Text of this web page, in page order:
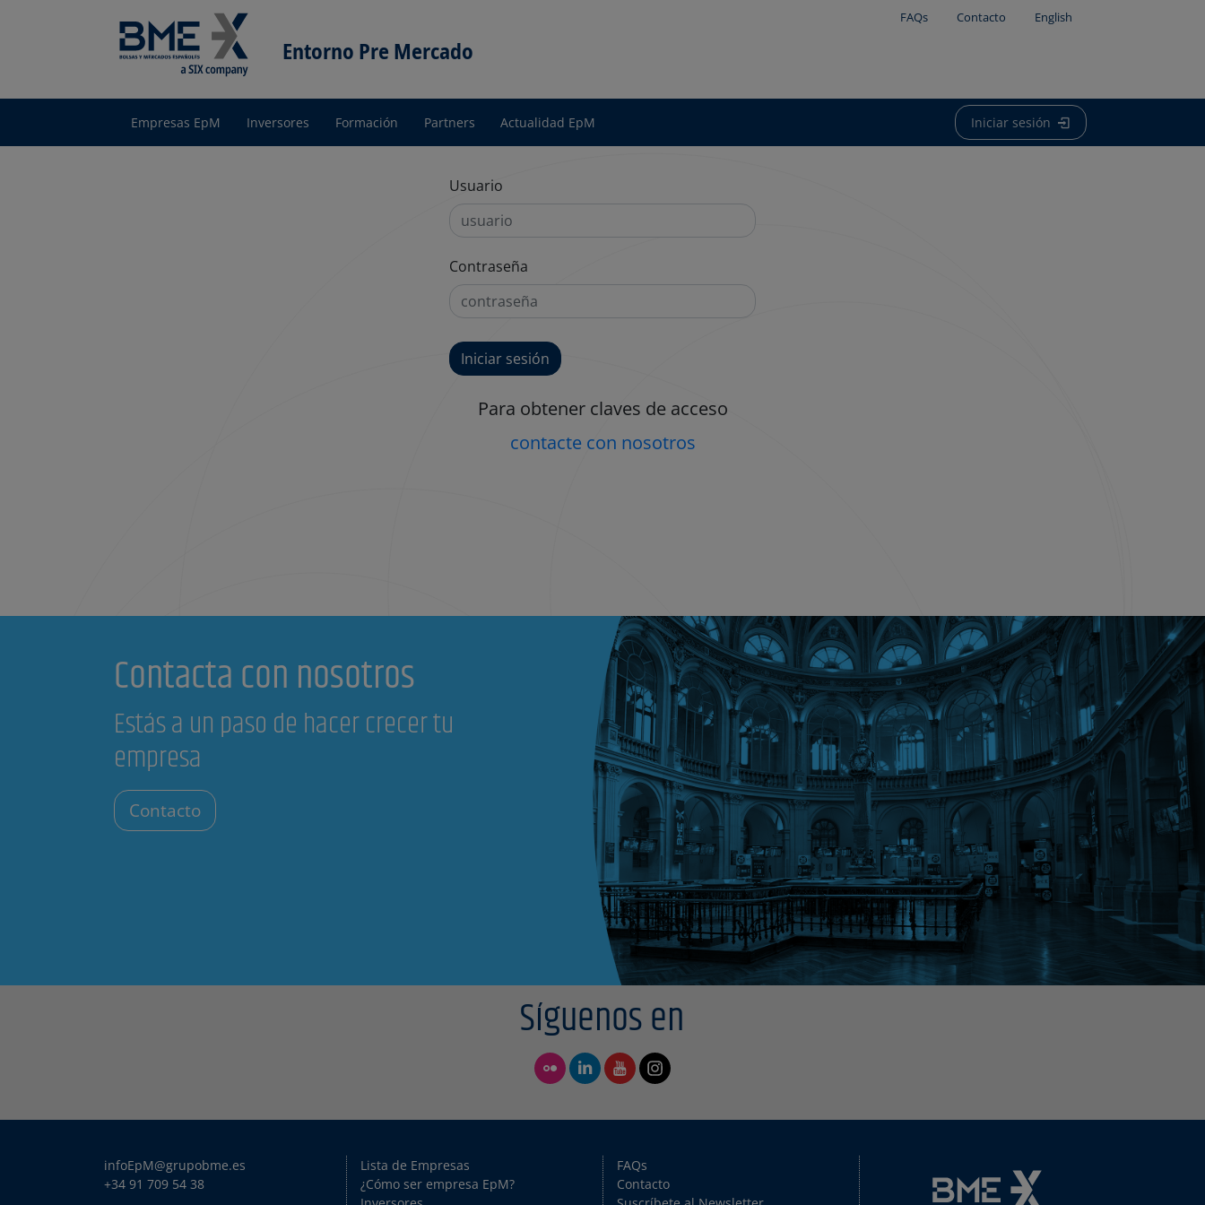
Entorno Pre Mercado
FAQs Contacto English
Entornopre Mercado
Empresas EpM Inversores Formación Partners Actualidad EpM Iniciar sesión
Usuario
Contraseña
Para obtener claves de acceso
contacte con nosotros
Contacta con nosotros
Estás a un paso de hacer crecer tu
empresa
Contacto
Síguenos en
infoEpM@grupobme.es
+34 91 709 54 38
Lista de Empresas
¿Cómo ser empresa EpM?
FAQs
Contacto